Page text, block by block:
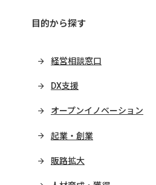
目的から探す
経営相談窓口
DX支援
オープンイノベーション
起業・創業
販路拡大